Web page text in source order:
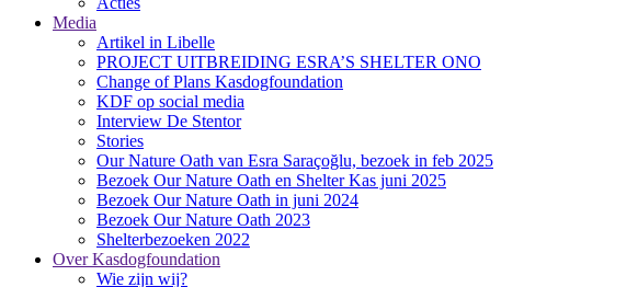
Media
Artikel in Libelle
PROJECT UITBREIDING ESRA’S SHELTER ONO
Change of Plans Kasdogfoundation
KDF op social media
Interview De Stentor
Stories
Our Nature Oath van Esra Saraçoğlu, bezoek in feb 2025
Bezoek Our Nature Oath en Shelter Kas juni 2025
Bezoek Our Nature Oath in juni 2024
Bezoek Our Nature Oath 2023
Shelterbezoeken 2022
Over Kasdogfoundation
Wie zijn wij?